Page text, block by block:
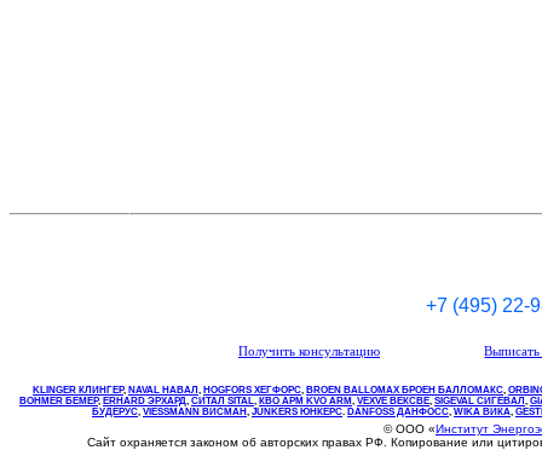
+7 (495) 22-
Получить консультацию
KLINGER КЛИНГЕР, NAVAL НАВАЛ , НOGFORS ХЕГФОРС, BROEN BALLOMAX БРОЕН БАЛЛОМАКС,
BOHMER БЕМЕР, ERHARD ЭРХАРД, СИТАЛ SITAL, КВО АРМ KVO ARM, VEXVE ВЕКСВЕ, SIGEVAL СИГЕВАЛ ,
БУДЕРУС, VIESSMANN ВИСМАН , JUNKERS ЮНКЕРС. DANFOSS ДАНФОСС, WIKA ВИКА,
© ООО «Институт
Сайт охраняется законом об авторских правах РФ. Копирование или